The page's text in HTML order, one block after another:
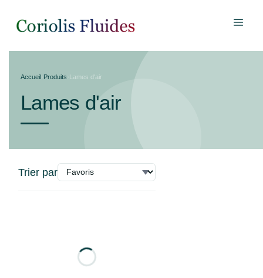
Accueil Produits Lames d'air
Lames d'air
Trier par